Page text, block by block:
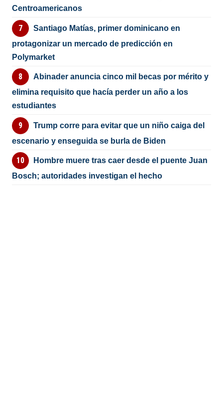
Centroamericanos
Santiago Matías, primer dominicano en
protagonizar un mercado de predicción en
Polymarket
Abinader anuncia cinco mil becas por mérito y
elimina requisito que hacía perder un año a los
estudiantes
Trump corre para evitar que un niño caiga del
escenario y enseguida se burla de Biden
Hombre muere tras caer desde el puente Juan
Bosch; autoridades investigan el hecho